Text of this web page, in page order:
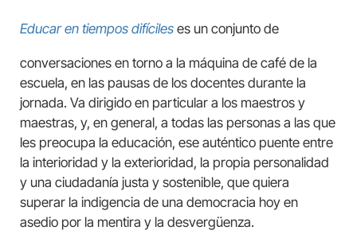
Educar en tiempos difíciles es un conjunto de
conversaciones en torno a la máquina de café de la
escuela, en las pausas de los docentes durante la
jornada. Va dirigido en particular a los maestros y
maestras, y, en general, a todas las personas a las que
les preocupa la educación, ese auténtico puente entre
la interioridad y la exterioridad, la propia personalidad
y una ciudadanía justa y sostenible, que quiera
superar la indigencia de una democracia hoy en
asedio por la mentira y la desvergüenza.